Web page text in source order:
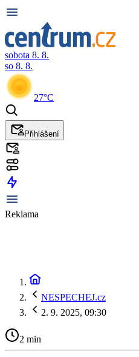
sobota 8. 8.
so 8. 8.
27°C
Přihlášení
Reklama
NESPECHEJ.cz
2. 9. 2025, 09:30
2 min